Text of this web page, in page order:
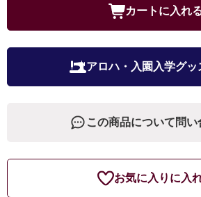
カートに入れ
アロハ・入園入学グッ
この商品について問い
お気に入りに入